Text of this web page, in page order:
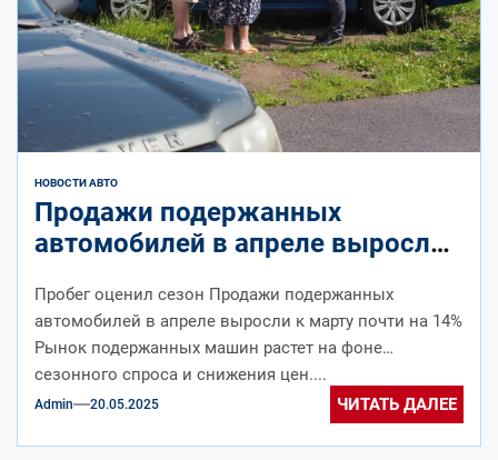
НОВОСТИ АВТО
Продажи подержанных
автомобилей в апреле выросли
Пробег оценил сезон Продажи подержанных
автомобилей в апреле выросли к марту почти на 14%
Рынок подержанных машин растет на фоне
сезонного спроса и снижения цен....
Admin 20.05.2025 ЧИТАТЬ ДАЛЕЕ